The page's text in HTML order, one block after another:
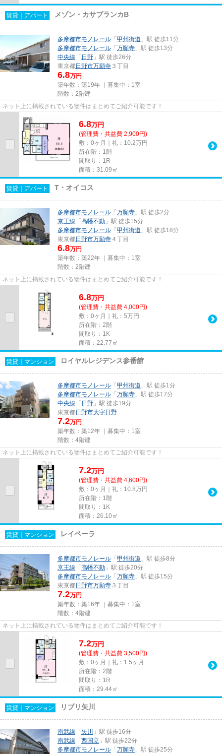
賃貸｜アパート メゾン・カサブランカB
多摩都市モノレール 「甲州街道 」駅 徒歩11分
多摩都市モノレール 「万願寺 」駅 徒歩13分
中央線 「 日野 」駅 徒歩26分
東京都日野市万願寺 ３丁目
6.8万円
築年数：築19年 ｜募集中： 1室
階数：2階建
ネット上に掲載されている物件はまとめてご紹介可能です！
6.8万円
(管理費・共益費 2,900円)
敷：0ヶ月｜礼：10.2万円
所在階：1階
間取り：1R
面積：31.09㎡
賃貸｜アパート T・オイコス
多摩都市モノレール 「万願寺 」駅 徒歩2分
京王線 「高幡不動 」駅 徒歩15分
多摩都市モノレール 「甲州街道 」駅 徒歩18分
東京都日野市万願寺 ４丁目
6.8万円
築年数：築22年 ｜募集中： 1室
階数：2階建
ネット上に掲載されている物件はまとめてご紹介可能です！
6.8万円
(管理費・共益費 4,000円)
敷：0ヶ月｜礼：5万円
所在階：2階
間取り：1K
面積：22.77㎡
賃貸｜マンション ロイヤルレジデンス参番館
多摩都市モノレール 「甲州街道 」駅 徒歩1分
多摩都市モノレール 「万願寺 」駅 徒歩17分
中央線 「 日野 」駅 徒歩19分
東京都日野市大字日野
7.2万円
築年数：築12年 ｜募集中： 1室
階数：4階建
ネット上に掲載されている物件はまとめてご紹介可能です！
7.2万円
(管理費・共益費 4,600円)
敷：0ヶ月｜礼：10.8万円
所在階：1階
間取り：1K
面積：26.10㎡
賃貸｜マンション レイペーラ
多摩都市モノレール 「甲州街道 」駅 徒歩8分
京王線 「高幡不動 」駅 徒歩20分
多摩都市モノレール 「万願寺 」駅 徒歩15分
東京都日野市万願寺 ３丁目
7.2万円
築年数：築16年 ｜募集中： 1室
階数：4階建
ネット上に掲載されている物件はまとめてご紹介可能です！
7.2万円
(管理費・共益費 3,500円)
敷：0ヶ月｜礼：1.5ヶ月
所在階：2階
間取り：1R
面積：29.44㎡
賃貸｜マンション リブリ矢川
南武線 「矢川
」駅 徒歩16分
南武線 「西国立 」駅 徒歩22分
多摩都市モノレール 「万願寺 」駅 徒歩25分